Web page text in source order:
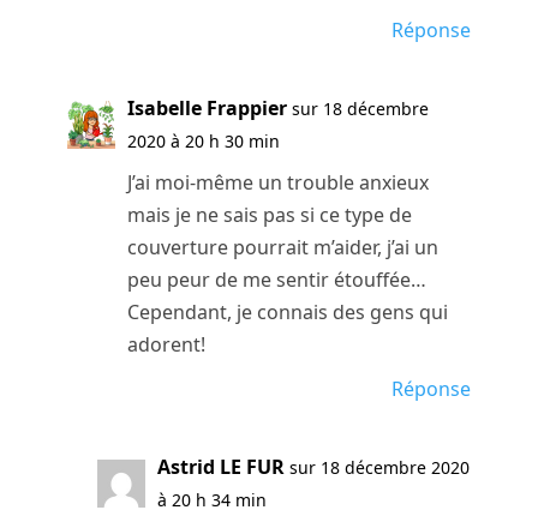
Réponse
Isabelle Frappier sur 18 décembre
2020 à 20 h 30 min
J’ai moi-même un trouble anxieux
mais je ne sais pas si ce type de
couverture pourrait m’aider, j’ai un
peu peur de me sentir étouffée…
Cependant, je connais des gens qui
adorent!
Réponse
Astrid LE FUR sur 18 décembre 2020
à 20 h 34 min